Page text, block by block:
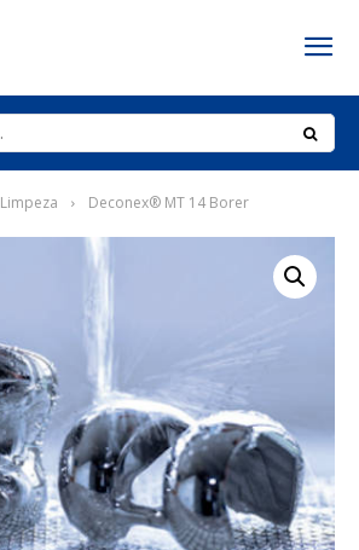
Limpeza Deconex® MT 14 Borer